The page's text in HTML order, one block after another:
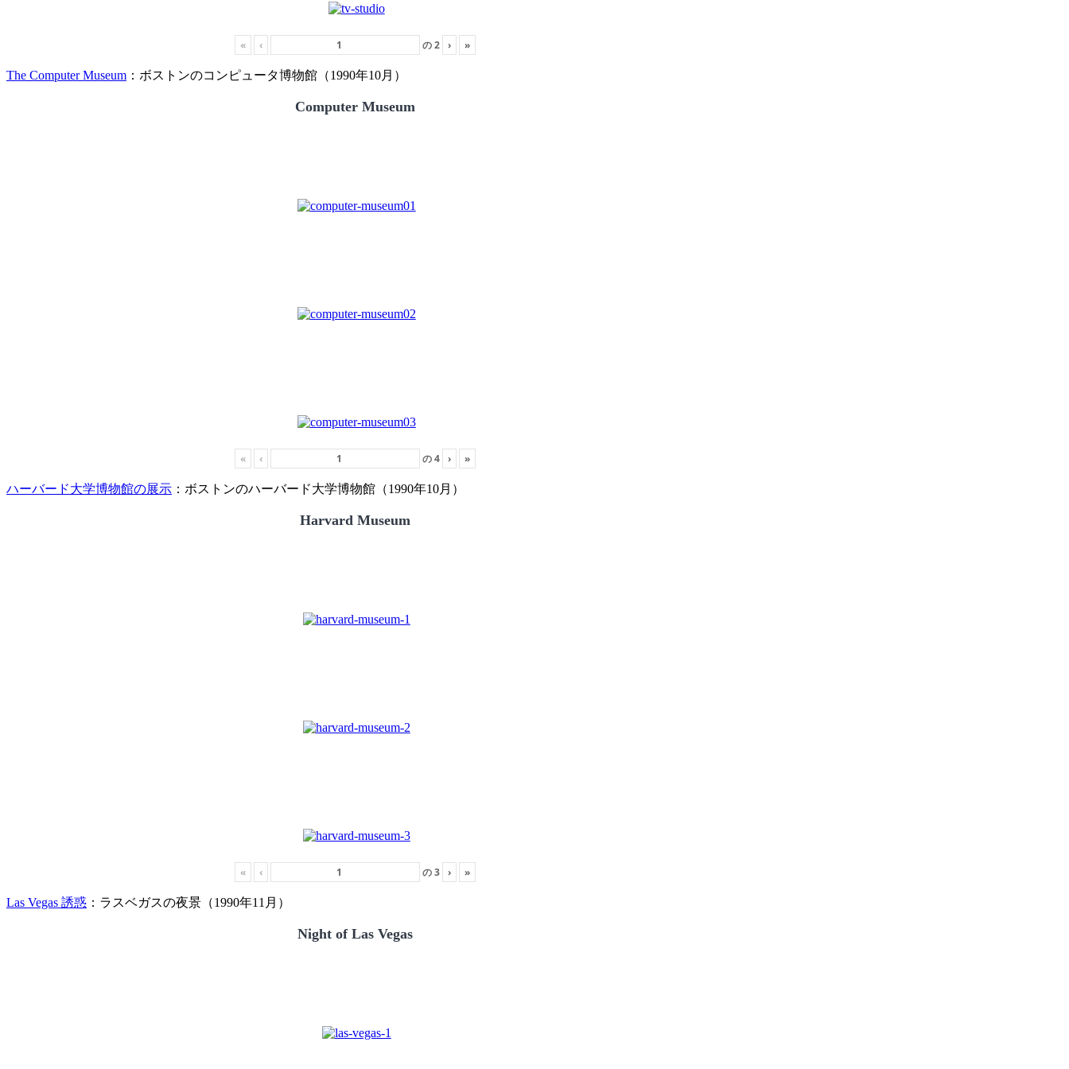
« ‹ の2 › »
The Computer Museum ：ボストンのコンピュータ博物館（1990年10月）
Computer Museum
« ‹ の4 › »
ハーバード大学博物館の展示 ：ボストンのハーバード大学博物館（1990年10月）
Harvard Museum
« ‹ の3 › »
Las Vegas 誘惑 ：ラスベガスの夜景（1990年11月）
Night of Las Vegas